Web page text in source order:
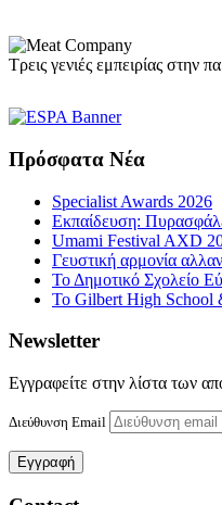
Τρεις γενιές εμπειρίας στην
Πρόσφατα Νέα
Specialist Awards 2026
Εκπαίδευση:
Umami Festival AXD
Γευστική αρμονία
Το Δημοτικό Σχολείο
Το Gilbert High School
Newsletter
Εγγραφείτε στην λίστα των
Διεύθυνση Email